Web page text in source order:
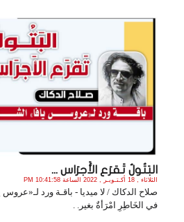
البَتُولُ تَقرَع الأَجرَاس ...
الثلاثاء , 18 أكـتـوبـر , 2022 الساعة 10:41:58 PM
صلاح الدكاك / لا ميديا - باقـة ورد لـ«عروس
في الخَاطِرِ امْرَأةٌ بغير. .